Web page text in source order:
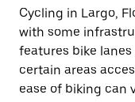
Cycling in Largo,
with some
features bike
certain areas
ease of biking can